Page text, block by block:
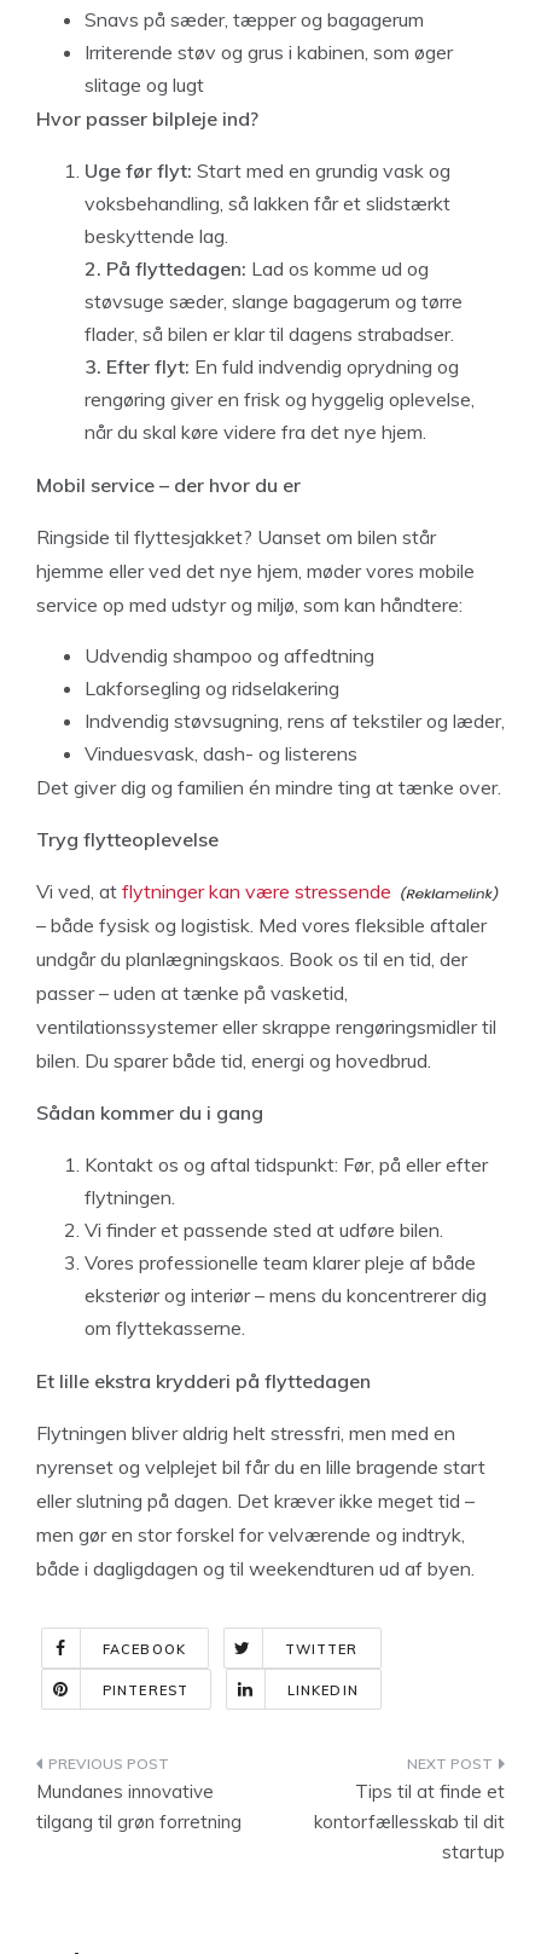
Snavs på sæder, tæpper og bagagerum
Irriterende støv og grus i kabinen, som øger
slitage og lugt
Hvor passer bilpleje ind?
Uge før flyt: Start med en grundig vask og
voksbehandling, så lakken får et slidstærkt
beskyttende lag.
2. På flyttedagen: Lad os komme ud og
støvsuge sæder, slange bagagerum og tørre
flader, så bilen er klar til dagens strabadser.
3. Efter flyt: En fuld indvendig oprydning og
rengøring giver en frisk og hyggelig oplevelse,
når du skal køre videre fra det nye hjem.
Mobil service – der hvor du er
Ringside til flyttesjakket? Uanset om bilen står
hjemme eller ved det nye hjem, møder vores mobile
service op med udstyr og miljø, som kan håndtere:
Udvendig shampoo og affedtning
Lakforsegling og ridselakering
Indvendig støvsugning, rens af tekstiler og læder,
Vinduesvask, dash- og listerens
Det giver dig og familien én mindre ting at tænke over.
Tryg flytteoplevelse
Vi ved, at flytninger kan være stressende
– både fysisk og logistisk. Med vores fleksible aftaler
undgår du planlægningskaos. Book os til en tid, der
passer – uden at tænke på vasketid,
ventilationssystemer eller skrappe rengøringsmidler til
bilen. Du sparer både tid, energi og hovedbrud.
Sådan kommer du i gang
Kontakt os og aftal tidspunkt: Før, på eller efter
flytningen.
Vi finder et passende sted at udføre bilen.
Vores professionelle team klarer pleje af både
eksteriør og interiør – mens du koncentrerer dig
om flyttekasserne.
Et lille ekstra krydderi på flyttedagen
Flytningen bliver aldrig helt stressfri, men med en
nyrenset og velplejet bil får du en lille bragende start
eller slutning på dagen. Det kræver ikke meget tid –
men gør en stor forskel for velværende og indtryk,
både i dagligdagen og til weekendturen ud af byen.
FACEBOOK TWITTER
PINTEREST LINKEDIN
Indlægsnavigation
Mundanes innovative
tilgang til grøn forretning
Tips til at finde et
kontorfællesskab til dit
startup